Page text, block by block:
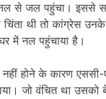
से जल पहुंचा। इससे
थी तो कांग्रेस
में नल पहुंचाया है।
होने के कारण एससी-
जो वंचित था